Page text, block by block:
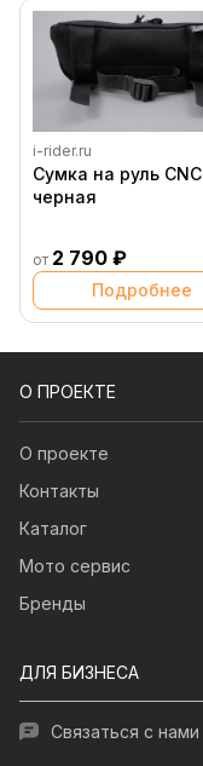
i-rider.ru
Сумка на руль CNC
черная
от 2 790 ₽
Подробнее
О ПРОЕКТЕ
О проекте
Контакты
Каталог
Мото сервис
Бренды
ДЛЯ БИЗНЕСА
Связаться с нами